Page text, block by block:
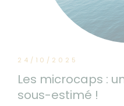
24/10/2025
Les microcaps :
sous-estimé !